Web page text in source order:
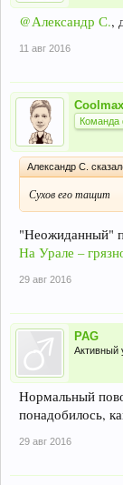
@Александр С.,
11 авг 2016
Coolmax
Александр С.
Сухов его тащит
"Неожиданный"
На Урале –
29 авг 2016
PAG
Активный
Нормальный
понадобилось,
29 авг 2016